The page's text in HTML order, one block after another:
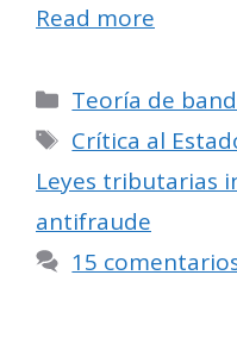
Read more
Categorías
Teoría de
Etiquetas
Crítica al
Leyes tributarias
antifraude
15